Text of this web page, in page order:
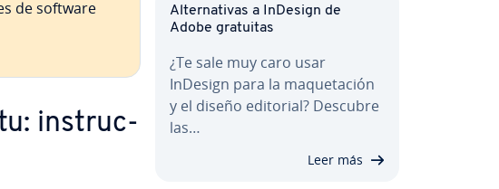
de software
in­s­tru­c­
Al­te­r­na­ti­vas a InDesign de
Adobe gratuitas
¿Te sale muy caro usar
InDesign para la ma­que­ta­ción
y el diseño editorial? Descubre
las…
Leer más